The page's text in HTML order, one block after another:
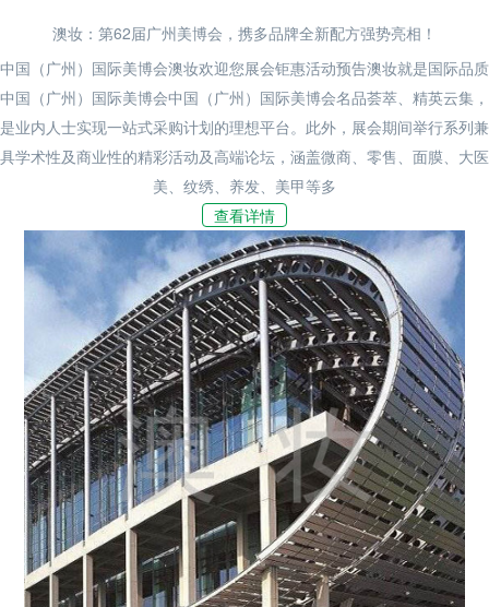
澳妆：第62届广州美博会，携多品牌全新配方强势亮相！
中国（广州）国际美博会澳妆欢迎您展会钜惠活动预告澳妆就是国际品质
中国（广州）国际美博会中国（广州）国际美博会名品荟萃、精英云集，
是业内人士实现一站式采购计划的理想平台。此外，展会期间举行系列兼
具学术性及商业性的精彩活动及高端论坛，涵盖微商、零售、面膜、大医
美、纹绣、养发、美甲等多
查看详情